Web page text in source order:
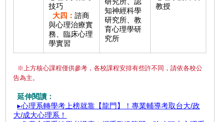
技巧
大四：諮商
與心理治療實
務、臨床心理
學實習
知神經科學
研究所、教
育心理學研
究所
教授
※上方核心課程僅供參考，各校課程安排有些許不同，請依各校公
告為主。
延伸閱讀：
▸心理系轉學考上榜就靠【龍門】！專業輔導考取台大/政
大/成大心理系！